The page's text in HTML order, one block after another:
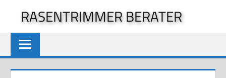
springen
RASENTRIMMER BERATER